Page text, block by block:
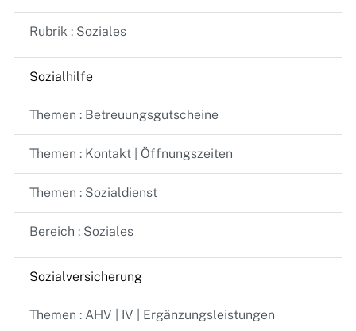
Rubrik : Soziales
Sozialhilfe
Themen : Betreuungsgutscheine
Themen : Kontakt | Öffnungszeiten
Themen : Sozialdienst
Bereich : Soziales
Sozialversicherung
Themen : AHV | IV | Ergänzungsleistungen